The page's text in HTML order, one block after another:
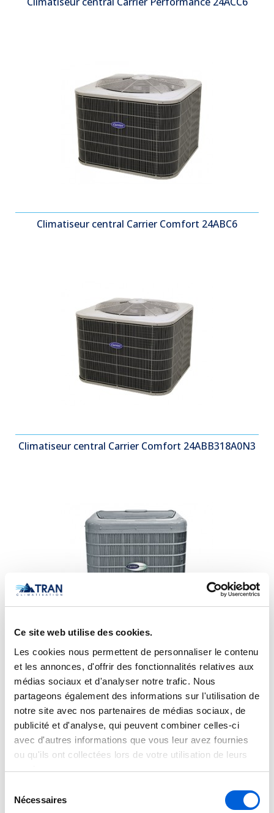
Ce site web utilise des cookies.
Les cookies nous permettent de personnaliser le contenu
et les annonces, d'offrir des fonctionnalités relatives aux
médias sociaux et d'analyser notre trafic. Nous
partageons également des informations sur l'utilisation de
notre site avec nos partenaires de médias sociaux, de
publicité et d'analyse, qui peuvent combiner celles-ci
avec d'autres informations que vous leur avez fournies
ou qu'ils ont collectées lors de votre utilisation de leurs
services.
Nécessaires
Climatiseur central Carrier Comfort 24ABC6
Climatiseur central Carrier Comfort 24ABB318A0N3
Thermopompe centrale Carrier Infinity Greenspeed
Intelligence 25VNA024A003